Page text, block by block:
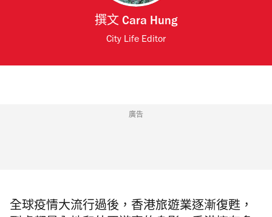
撰文 Cara Hung
City Life Editor
廣告
全球疫情大流行過後，香港旅遊業逐漸復甦，